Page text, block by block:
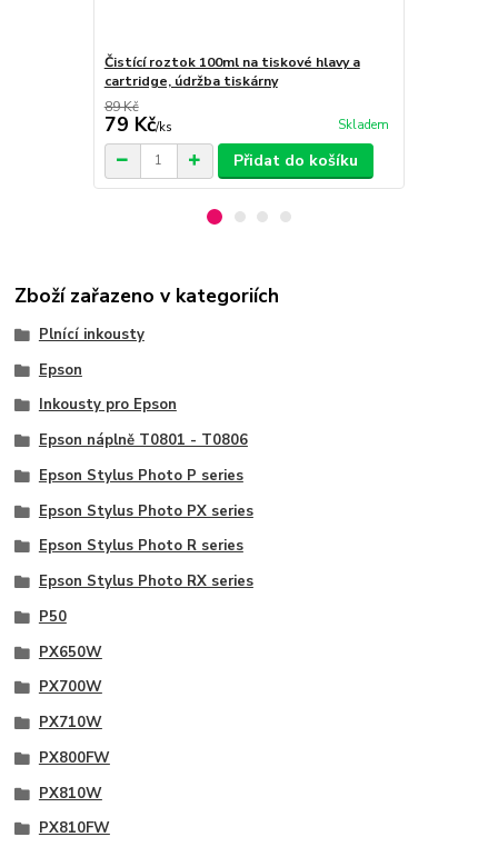
Čistící roztok 100ml na tiskové hlavy a
cartridge, údržba tiskárny
89 Kč
79 Kč/ks Skladem
Přidat do košíku
Zboží zařazeno v kategoriích
Plnící inkousty
Epson
Inkousty pro Epson
Epson náplně T0801 - T0806
Epson Stylus Photo P series
Epson Stylus Photo PX series
Epson Stylus Photo R series
Epson Stylus Photo RX series
P50
PX650W
PX700W
PX710W
PX800FW
PX810W
PX810FW